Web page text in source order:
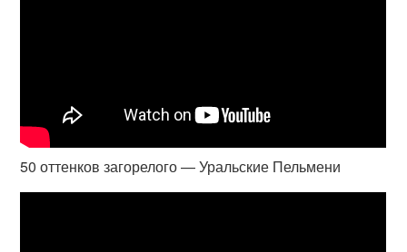
50 оттенков загорелого — Уральские Пельмени